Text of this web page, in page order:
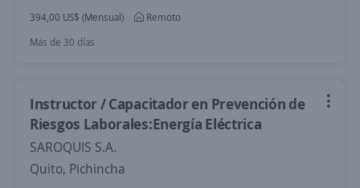
394,00 US$ (Mensual)
Remoto
Más de 30 días
Instructor / Capacitador en Prevención de
Riesgos Laborales:Energía Eléctrica
SAROQUIS S.A.
Quito, Pichincha